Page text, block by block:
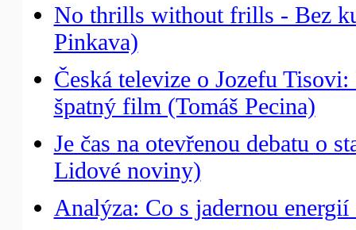
No thrills without frills - Bez
Pinkava)
Česká televize o Jozefu
špatný film (Tomáš Pecina)
Je čas na otevřenou debatu o
Lidové noviny)
Analýza: Co s jadernou